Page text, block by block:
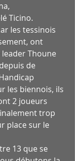
Ticino.
les tessinois
ont
Thoune
de
les biennois, ils
2 joueurs
trop
place sur le
13 que se